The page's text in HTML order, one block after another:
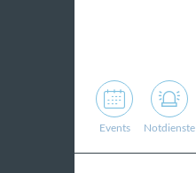
Events Notdienste